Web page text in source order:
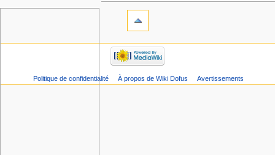
Politique de confidentialité À propos de Wiki Dofus Avertissements